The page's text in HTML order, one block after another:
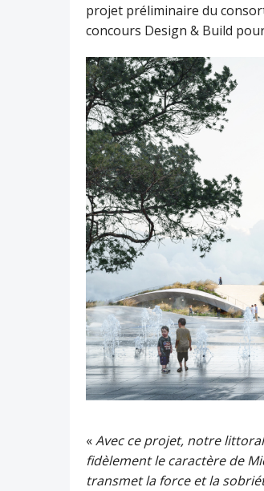
projet préliminaire du
concours Design & Build
«Avec ce projet, notre
fidèlement le caractère de
transmet la force et la